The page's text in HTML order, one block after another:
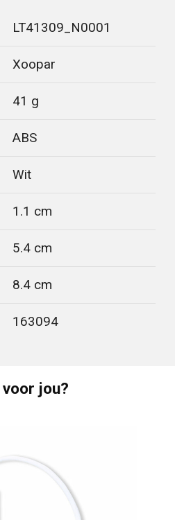
LT41309_N0001
Xoopar
41 g
ABS
Wit
1.1 cm
5.4 cm
8.4 cm
163094
jou?